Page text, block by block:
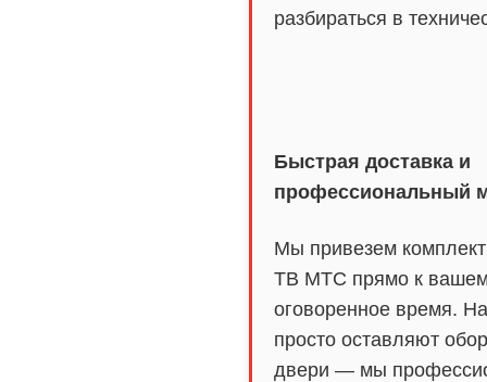
разбираться в
Быстрая доставка и
профессиональный
Мы привезем комплект
ТВ МТС прямо к
оговоренное время.
просто оставляют
двери — мы